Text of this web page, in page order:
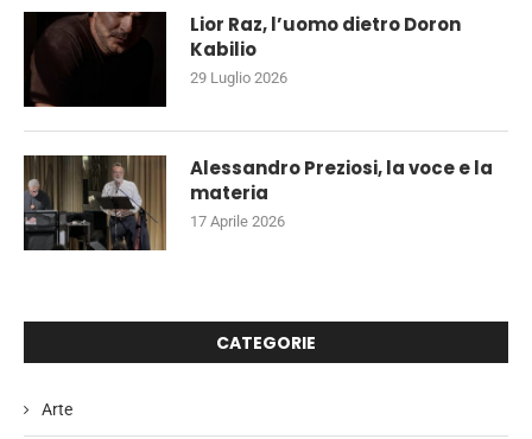
Lior Raz, l’uomo dietro Doron
Kabilio
29 Luglio 2026
Alessandro Preziosi, la voce e la
materia
17 Aprile 2026
CATEGORIE
Arte